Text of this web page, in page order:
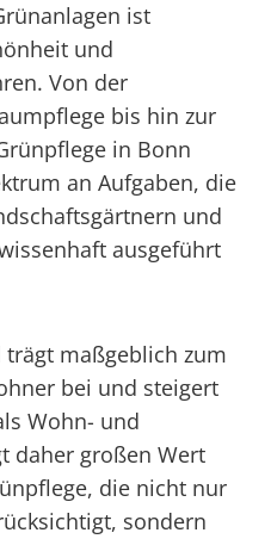
ist
und
Von der
bis hin zur
in Bonn
an Aufgaben, die
und
ausgeführt
maßgeblich zum
bei und steigert
Wohn- und
daher großen Wert
die nicht nur
sondern